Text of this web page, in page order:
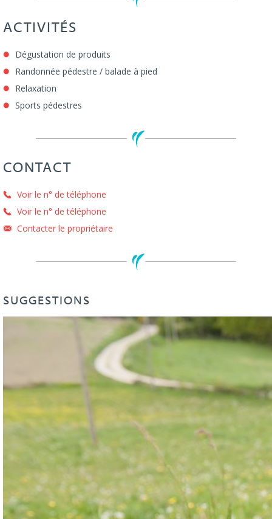
ACTIVITÉS
Dégustation de produits
Randonnée pédestre / balade à pied
Relaxation
Sports pédestres
CONTACT
Voir le n° de téléphone
Voir le n° de téléphone
Contacter le propriétaire
SUGGESTIONS